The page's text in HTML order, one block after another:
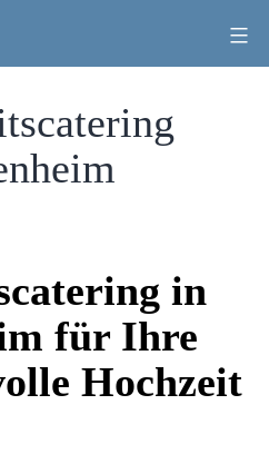
in
für Ihre
Hochzeit